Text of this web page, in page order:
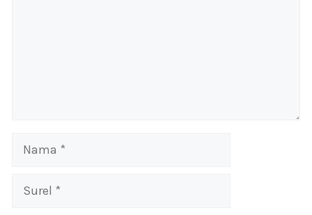
Nama
Surel